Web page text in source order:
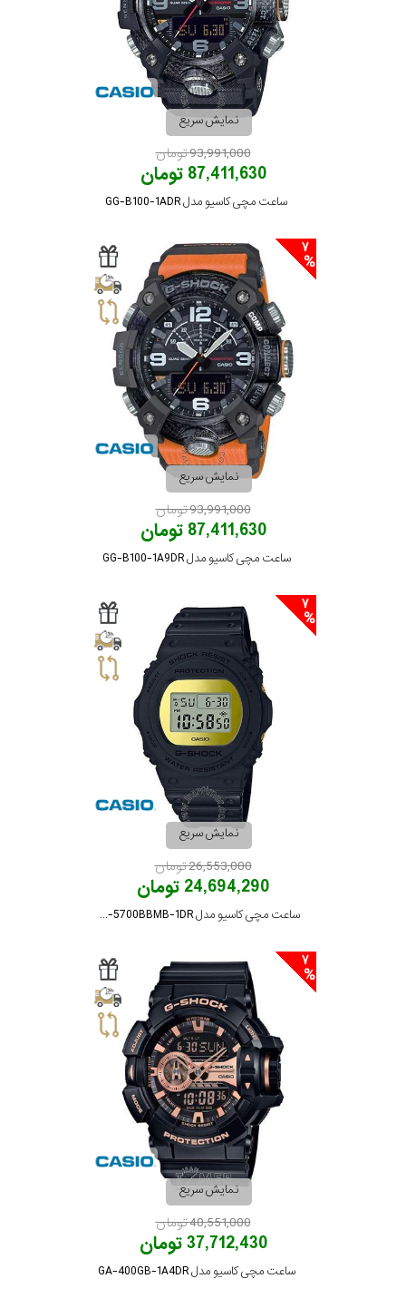
نمایش سریع
93,991,000 تومان
87,411,630 تومان
ساعت مچی کاسیو مدل GG-B100-1ADR
نمایش سریع
93,991,000 تومان
87,411,630 تومان
ساعت مچی کاسیو مدل GG-B100-1A9DR
نمایش سریع
26,553,000 تومان
24,694,290 تومان
ساعت مچی کاسیو مدل DW-5700BBMB-1DR
نمایش سریع
40,551,000 تومان
37,712,430 تومان
ساعت مچی کاسیو مدل GA-400GB-1A4DR